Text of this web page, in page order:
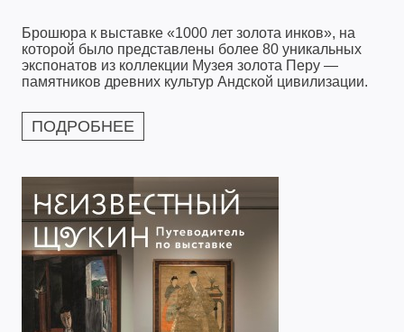
Брошюра к выставке «1000 лет золота инков», на
которой было представлены более 80 уникальных
экспонатов из коллекции Музея золота Перу —
памятников древних культур Андской цивилизации.
ПОДРОБНЕЕ